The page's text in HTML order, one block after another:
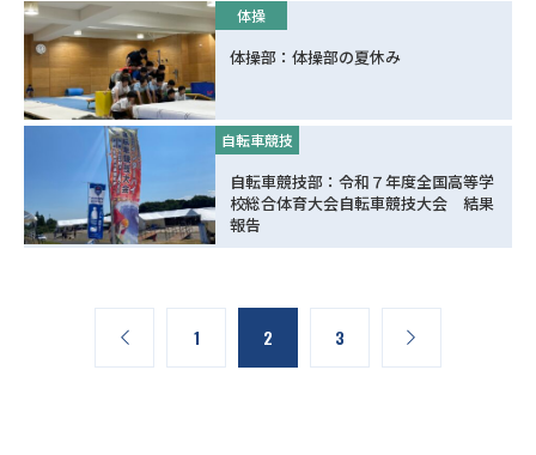
体操
体操部：体操部の夏休み
自転車競技
自転車競技部：令和７年度全国高等学
校総合体育大会自転車競技大会 結果
報告
1 2 3